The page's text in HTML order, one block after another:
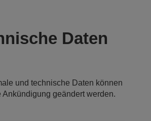
Daten
und technische Daten können
Ankündigung geändert werden.